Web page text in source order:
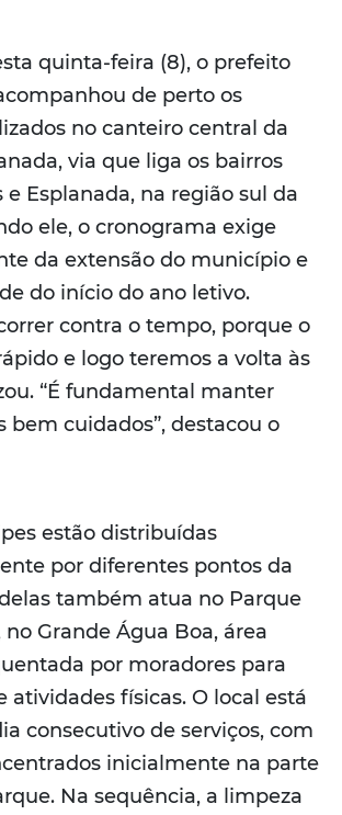
quinta-feira (8), o prefeito
de perto os
no canteiro central da
via que liga os bairros
e Esplanada, na região sul da
ele, o cronograma exige
da extensão do município e
do início do ano letivo.
contra o tempo, porque o
e logo teremos a volta às
“É fundamental manter
bem cuidados”, destacou o
estão distribuídas
por diferentes pontos da
também atua no Parque
no Grande Água Boa, área
por moradores para
atividades físicas. O local está
consecutivo de serviços, com
inicialmente na parte
Na sequência, a limpeza